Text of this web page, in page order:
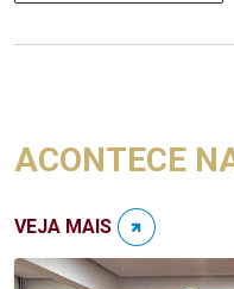
ACONTECE
VEJA MAIS